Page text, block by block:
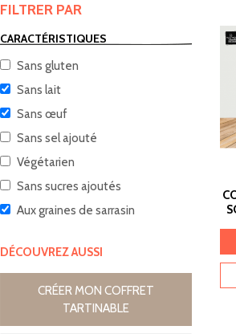
FILTRER PAR
CARACTÉRISTIQUES
Sans gluten
Sans lait
Sans œuf
Sans sel ajouté
Végétarien
Sans sucres ajoutés
Aux graines de sarrasin
DÉCOUVREZ AUSSI
CRÉER MON COFFRET
TARTINABLE